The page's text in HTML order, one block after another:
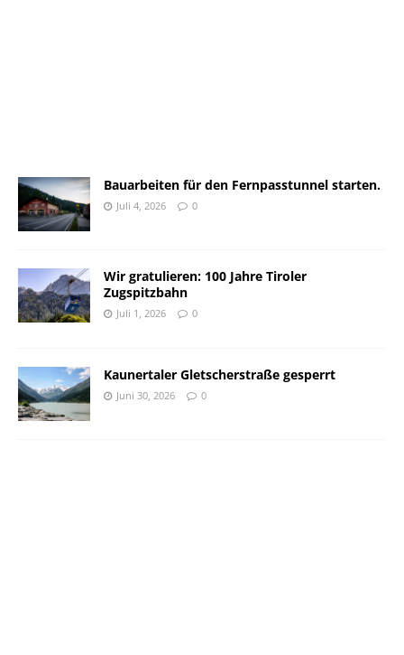
Bauarbeiten für den Fernpasstunnel starten.
Juli 4, 2026 0
Wir gratulieren: 100 Jahre Tiroler
Zugspitzbahn
Juli 1, 2026 0
Kaunertaler Gletscherstraße gesperrt
Juni 30, 2026 0